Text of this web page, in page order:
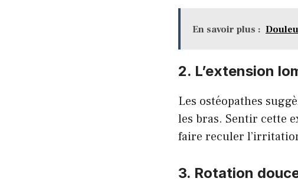
En savoir plus :
2. L’extension
Les ostéopathes
les bras. Sentir cette
faire reculer
3. Rotation